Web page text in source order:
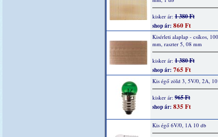
kisker ár: 1 380 Ft
shop ár: 860 Ft
Kisérleti alaplap - csíkos,
mm, raszter 5, 08 mm
kisker ár: 1 380 Ft
shop ár: 765 Ft
Kis égő zöld 3, 5V/0, 2A,
kisker ár: 965 Ft
shop ár: 835 Ft
Kis égő 6V/0, 1A 10 db